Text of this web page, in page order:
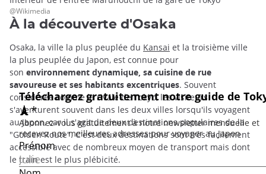
@Wikimedia
À la découverte d'Osaka
Osaka, la ville la plus peuplée du Kansai et la troisième ville
la plus peuplée du Japon, est connue pour
son environnement dynamique, sa cuisine de rue
savoureuse et ses habitants excentriques. Souvent
considérée comme la rivale de Tokyo, les visiteurs
s'aventurent souvent dans les deux villes lorsqu'ils voyagent
au Japon, car il s'agit de deux destinations populaires de la
"Golden Route". C'est deux destinations sont très facilement
accessible avec de nombreux moyen de transport mais dont
le train est le plus plébicité.